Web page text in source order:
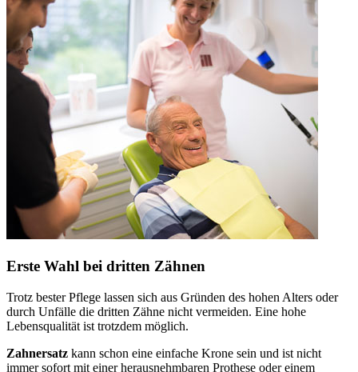
Erste Wahl bei dritten Zähnen
Trotz bester Pflege lassen sich aus Gründen des hohen Alters oder
durch Unfälle die dritten Zähne nicht vermeiden. Eine hohe
Lebensqualität ist trotzdem möglich.
Zahnersatz kann schon eine einfache Krone sein und ist nicht
immer sofort mit einer herausnehmbaren Prothese oder einem